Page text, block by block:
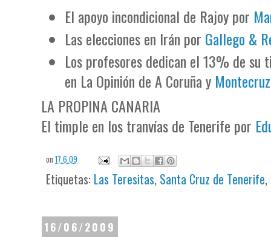
El apoyo incondicional de Rajoy por
Las elecciones en Irán por Gallego &
Los profesores dedican el 13% de su
en La Opinión de A Coruña y Montecruz
LA PROPINA CANARIA
El timple en los tranvías de Tenerife por
on17.6.09
Etiquetas: Las Teresitas, Santa Cruz de Tenerife,
16/06/2009